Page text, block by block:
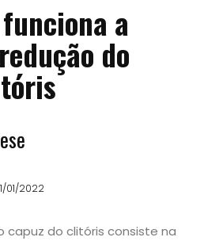
a
do
01/2022
capuz do clitóris consiste na